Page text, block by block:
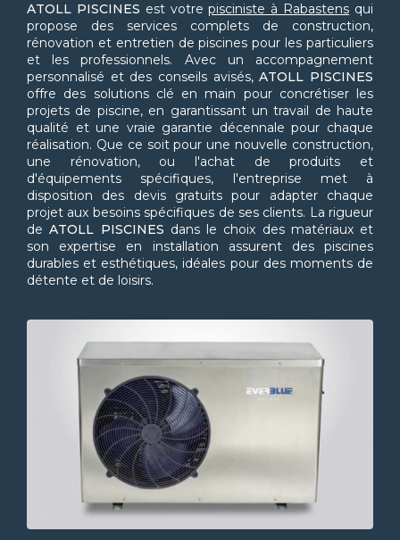
ATOLL PISCINES est votrepisciniste à Rabastens qui
propose des services complets de construction,
rénovation et entretien de piscines pour les particuliers
et les professionnels. Avec un accompagnement
personnalisé et des conseils avisés,ATOLL PISCINES
offre des solutions clé en main pour concrétiser les
projets de piscine, en garantissant un travail de haute
qualité et une vraie garantie décennale pour chaque
réalisation. Que ce soit pour une nouvelle construction,
une rénovation, ou l'achat de produits et
d'équipements spécifiques, l'entreprise met à
disposition des devis gratuits pour adapter chaque
projet aux besoins spécifiques de ses clients. La rigueur
deATOLL PISCINES dans le choix des matériaux et
son expertise en installation assurent des piscines
durables et esthétiques, idéales pour des moments de
détente et de loisirs.